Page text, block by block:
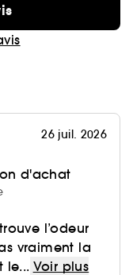
26 juil. 2026
d'achat
l’odeur
vraiment la
le... Voir plus